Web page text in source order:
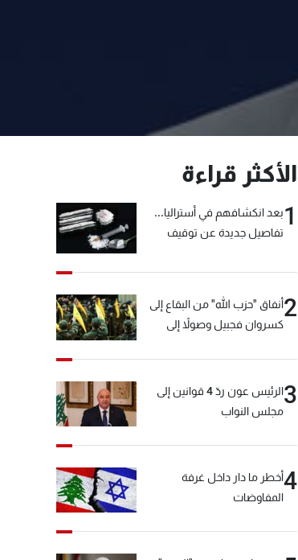
الأكثر قراءة
1بعد انكشافهم في أستراليا...
تفاصيل جديدة عن توقيف
2أنفاق "حزب الله" من البقاع إلى
كسروان فجبيل وصولاً إلى
3
الرئيس عون ردّ 4 قوانين إلى
مجلس النواب
4أخطر ما دار داخل غرفة
المفاوضات